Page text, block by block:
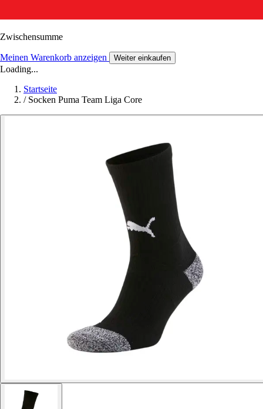
Zwischensumme
Meinen Warenkorb anzeigen Weiter einkaufen
Loading...
Startseite
/ Socken Puma Team Liga Core